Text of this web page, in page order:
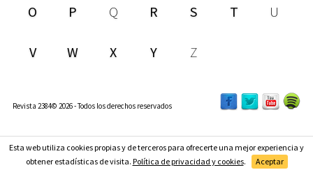
Esta web utiliza cookies propias y de terceros para ofrecerte una mejor experiencia y
obtener estadísticas de visita. Política de privacidad y cookies. Aceptar
O P Q R S T U
V W X Y Z
Revista 2384© 2026 - Todos los derechos reservados
Suscríbete